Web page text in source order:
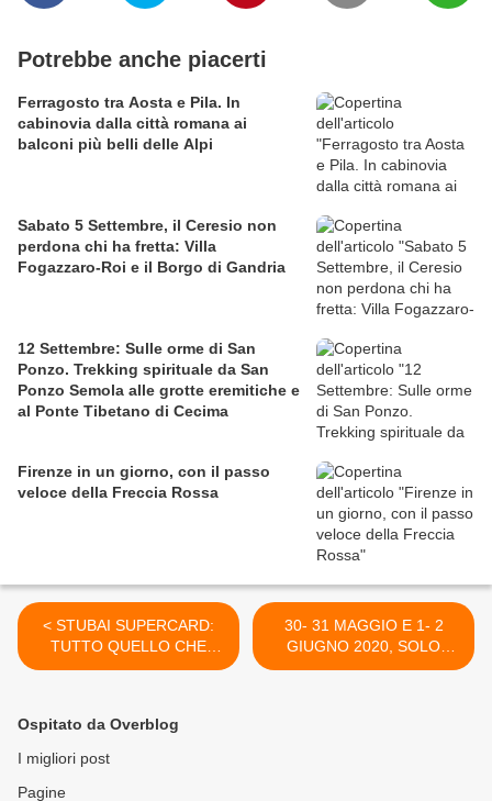
Potrebbe anche piacerti
Ferragosto tra Aosta e Pila. In
cabinovia dalla città romana ai
balconi più belli delle Alpi
Sabato 5 Settembre, il Ceresio non
perdona chi ha fretta: Villa
Fogazzaro-Roi e il Borgo di Gandria
12 Settembre: Sulle orme di San
Ponzo. Trekking spirituale da San
Ponzo Semola alle grotte eremitiche e
al Ponte Tibetano di Cecima
Firenze in un giorno, con il passo
veloce della Freccia Rossa
< STUBAI SUPERCARD:
TUTTO QUELLO CHE
DOVETE SAPERE
30- 31 MAGGIO E 1- 2
GIUGNO 2020, SOLO
MARE: IMMERSI NELLA
Ospitato da Overblog
I migliori post
Pagine